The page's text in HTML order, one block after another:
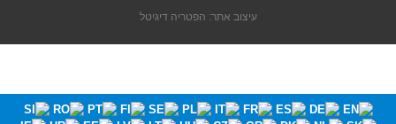
עיצוב אתר: הפטריה דיגיטל